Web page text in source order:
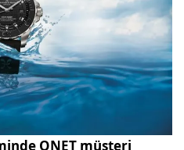
QNET müşteri